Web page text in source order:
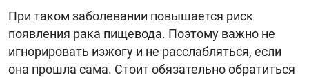
При таком заболевании повышается риск
появления рака пищевода. Поэтому важно не
игнорировать изжогу и не расслабляться, если
она прошла сама. Стоит обязательно обратиться